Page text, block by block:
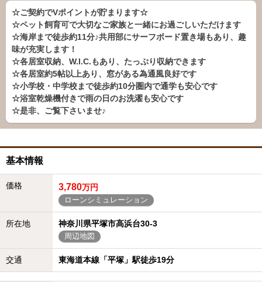
☆ご契約でVポイントが貯まります☆
☆ペット飼育可で大切なご家族と一緒にお過ごしいただけます
☆海岸まで徒歩約11分♪共用部にサーフボード置き場もあり、趣
味が充実します！
☆各居室収納、W.I.C.もあり、たっぷり収納できます
☆各居室約5帖以上あり、窓がある為通風良好です
☆小学校・中学校まで徒歩約10分圏内で通学も安心です
☆浴室乾燥機付きで雨の日のお洗濯も安心です
☆是非、ご覧下さいませ♪
基本情報
価格 3,780万円
ローンシミュレーション
所在地 神奈川県平塚市高浜台30-3
周辺地図
交通 東海道本線「平塚」駅徒歩19分